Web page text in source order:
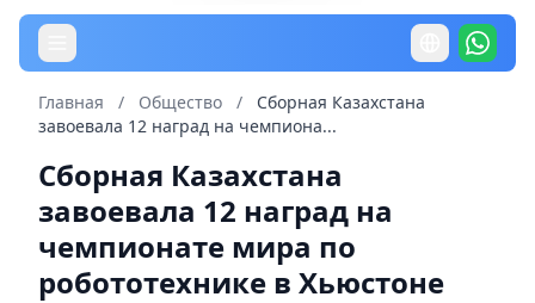
Главная / Общество /
Сборная Казахстана
завоевала 12 наград на чемпиона...
Сборная Казахстана
завоевала 12 наград на
чемпионате мира по
робототехнике в Хьюстоне